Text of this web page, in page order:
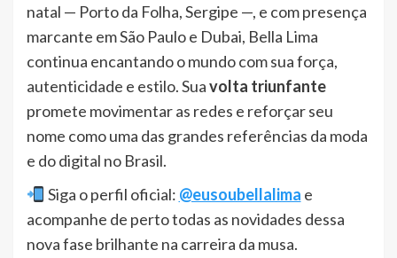
natal — Porto da Folha, Sergipe —, e com presença
marcante em São Paulo e Dubai, Bella Lima
continua encantando o mundo com sua força,
autenticidade e estilo. Suavolta triunfante
promete movimentar as redes e reforçar seu
nome como uma das grandes referências da moda
e do digital no Brasil.
Siga o perfil oficial: @eusoubellalima e
acompanhe de perto todas as novidades dessa
nova fase brilhante na carreira da musa.